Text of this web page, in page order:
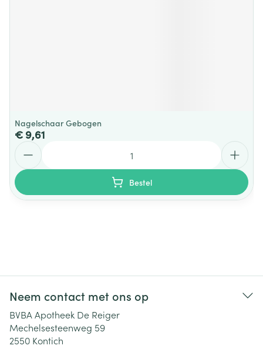
Nagelschaar Gebogen
€ 9,61
Bestel
Neem contact met ons op
BVBA Apotheek De Reiger
Mechelsesteenweg 59
2550 Kontich